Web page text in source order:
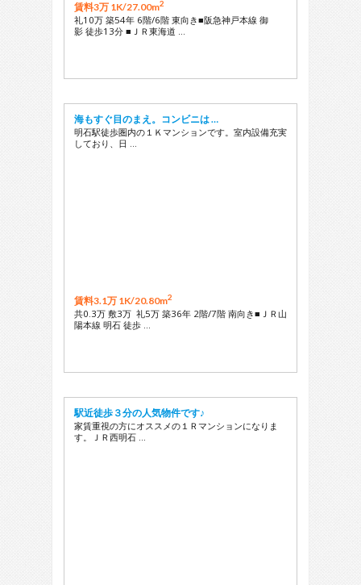
賃料3万 1K/27.00m2
礼10万 築54年 6階/6階 東向き■阪急神戸本線 御
影 徒歩13分 ■ＪＲ東海道 …
海もすぐ目のまえ。コンビニは …
明石駅徒歩圏内の１Ｋマンションです。室内設備充実
しており、日 …
賃料3.1万 1K/20.80m2
共0.3万 敷3万 礼5万 築36年 2階/7階 南向き■ＪＲ山
陽本線 明石 徒歩 …
駅近徒歩３分の人気物件です♪
家賃重視の方にオススメの１Ｒマンションになりま
す。ＪＲ西明石 …